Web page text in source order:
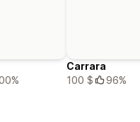
Carrara
100 $
96%